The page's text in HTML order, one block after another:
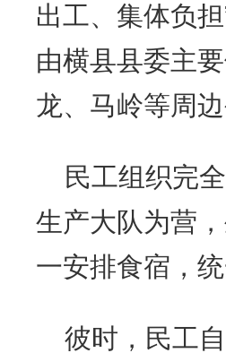
出工、集体负
由横县县委主
龙、马岭等周
民工组织完
生产大队为营
一安排食宿，
彼时，民工